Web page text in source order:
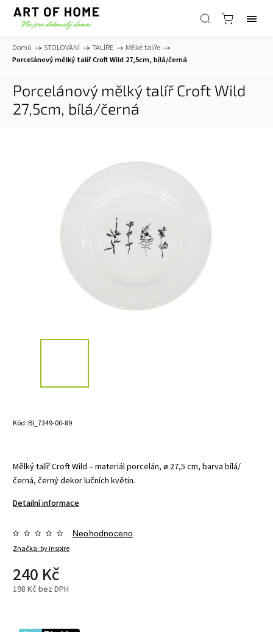
Domů / STOLOVÁNÍ / TALÍŘE / Mělké talíře /
Porcelánový mělký talíř Croft Wild 27,5cm, bílá/černá
Porcelánový mělký talíř Croft Wild
27,5cm, bílá/černá
Kód:BI_7349-00-89
Mělký talíř Croft Wild – materiál porcelán, ø 27,5 cm, barva bílá/
černá, černý dekor lučních květin.
Detailní informace
Značka:by inspire
Neohodnoceno
240 Kč
198 Kč bez DPH